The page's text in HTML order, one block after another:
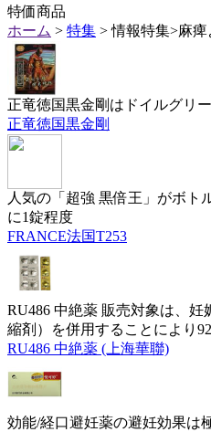
特価商品
ホーム > 特集 > 情報特集>麻痺
正竜徳国黒金剛はドイルグリ
正竜徳国黒金剛
人気の「超強 黒倍王」がボト
に1錠程度
FRANCE法国T253
RU486 中絶薬 販売対象は、
縮剤）を併用することにより
RU486 中絶薬 (上海華聯)
効能/経口避妊薬の避妊効果は